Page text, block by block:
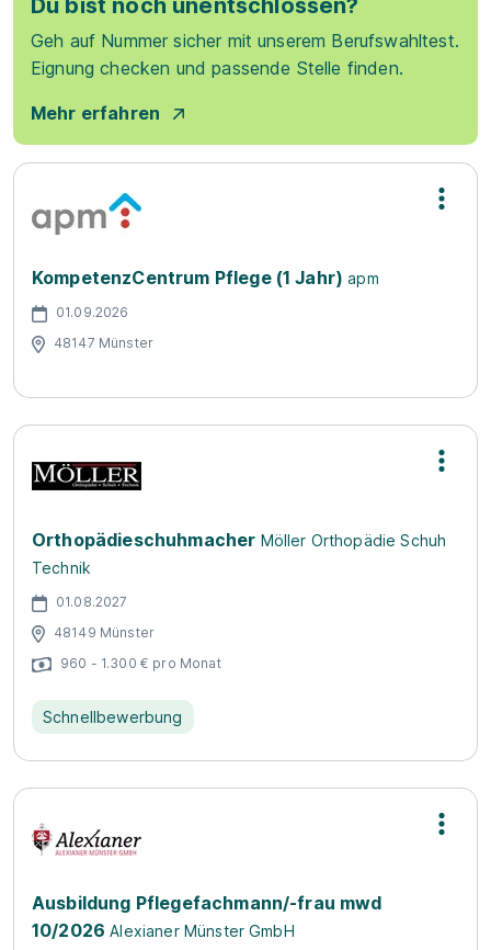
Du bist noch unentschlossen?
Geh auf Nummer sicher mit unserem Berufswahltest.
Eignung checken und passende Stelle finden.
Mehr erfahren
KompetenzCentrum Pflege (1 Jahr) apm
01.09.2026
48147 Münster
Orthopädieschuhmacher Möller Orthopädie Schuh
Technik
01.08.2027
48149 Münster
960 - 1.300 € pro Monat
Schnellbewerbung
Ausbildung Pflegefachmann/-frau mwd
10/2026 Alexianer Münster GmbH